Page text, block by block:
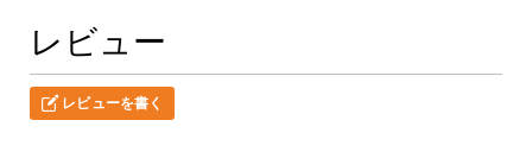
レビュー
レビューを書く